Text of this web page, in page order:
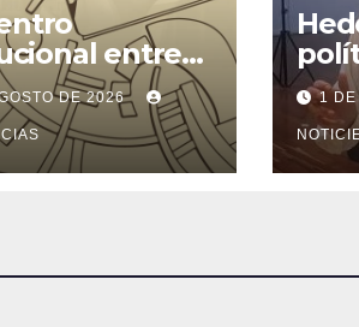
entre
de
y el
de
y Tecnología
DE 2026 1 DE